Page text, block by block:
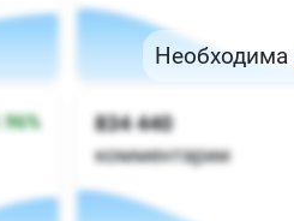
Необходима